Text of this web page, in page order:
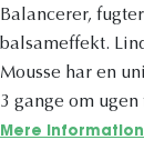
Balancerer,
balsameffekt.
Mousse har en
3 gange om
Mere information